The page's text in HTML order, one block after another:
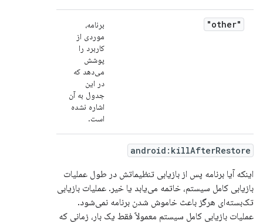
"other"
برنامه،
موردی از
کاربرد را
پوشش
می‌دهد که
در این
جدول به آن
اشاره نشده
است.
android:killAfterRestore
اینکه آیا برنامه پس از بازیابی تنظیماتش در طول عملیات
بازیابی کامل سیستم، خاتمه می‌یابد یا خیر. عملیات بازیابی
تک‌بسته‌ای هرگز باعث خاموش شدن برنامه نمی‌شود.
عملیات بازیابی کامل سیستم معمولاً فقط یک بار، زمانی که